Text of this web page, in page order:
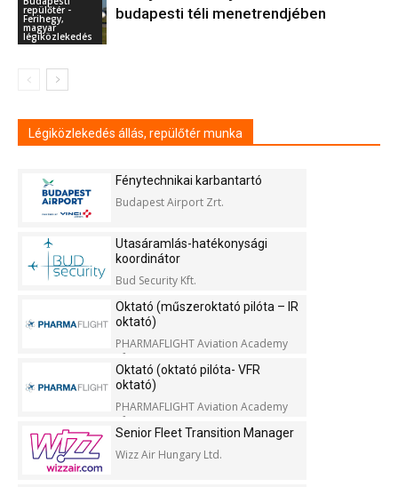
repülőtér -
Ferihegy,
magyar
légiközlekedés
budapesti téli menetrendjében
Légiközlekedés állás, repülőtér munka
Fénytechnikai karbantartó
Budapest Airport Zrt.
Utasáramlás-hatékonysági
koordinátor
Bud Security Kft.
Oktató (műszeroktató pilóta – IR
oktató)
PHARMAFLIGHT Aviation Academy
Kft.
Oktató (oktató pilóta- VFR
oktató)
PHARMAFLIGHT Aviation Academy
Kft.
Senior Fleet Transition Manager
Wizz Air Hungary Ltd.